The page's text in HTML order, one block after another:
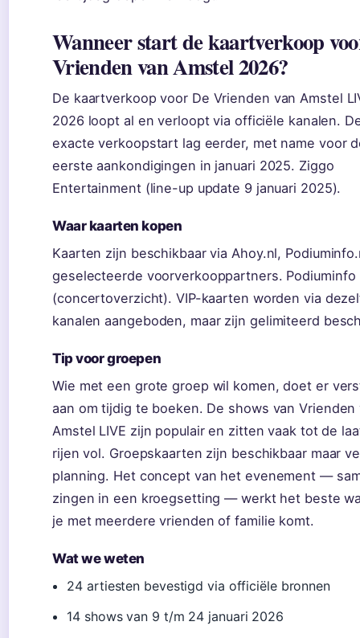
Wanneer start de kaartverkoop
Vrienden van Amstel 2026?
De kaartverkoop voor De Vrienden van Amstel
2026 loopt al en verloopt via officiële kanalen.
exacte verkoopstart lag eerder, met name voor
eerste aankondigingen in januari 2025. Ziggo
Entertainment (line-up update 9 januari 2025).
Waar kaarten kopen
Kaarten zijn beschikbaar via Ahoy.nl,
geselecteerde voorverkooppartners. Podiuminfo
(concertoverzicht). VIP-kaarten worden via
kanalen aangeboden, maar zijn gelimiteerd
Tip voor groepen
Wie met een grote groep wil komen, doet er
aan om tijdig te boeken. De shows van Vrienden
Amstel LIVE zijn populair en zitten vaak tot de
rijen vol. Groepskaarten zijn beschikbaar maar
planning. Het concept van het evenement —
zingen in een kroegsetting — werkt het beste
je met meerdere vrienden of familie komt.
Wat we weten
24 artiesten bevestigd via officiële bronnen
14 shows van 9 t/m 24 januari 2026